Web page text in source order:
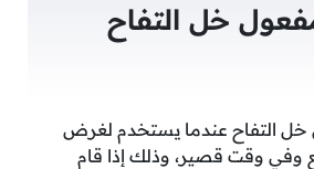
خل التفاح
خل التفاح عندما يستخدم لغرض
وفي وقت قصير، وذلك إذا قام